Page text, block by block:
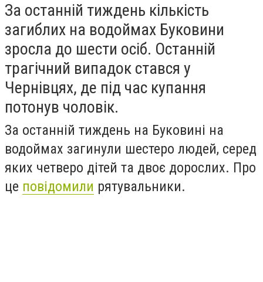
За останній тиждень кількість
загиблих на водоймах Буковини
зросла до шести осіб. Останній
трагічний випадок стався у
Чернівцях, де під час купання
потонув чоловік.
За останній тиждень на Буковині на
водоймах загинули шестеро людей, серед
яких четверо дітей та двоє дорослих. Про
це повідомили рятувальники.